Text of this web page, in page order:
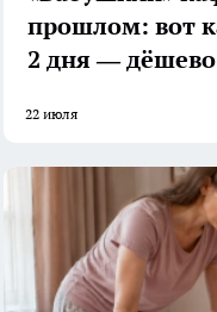
прошлом: вот
2 дня —
22 июля